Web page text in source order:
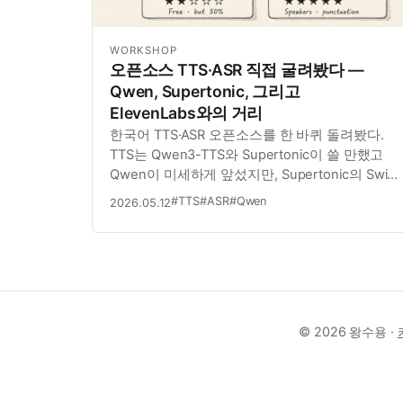
WORKSHOP
오픈소스 TTS·ASR 직접 굴려봤다 —
Qwen, Supertonic, 그리고
ElevenLabs와의 거리
한국어 TTS·ASR 오픈소스를 한 바퀴 돌려봤다.
TTS는 Qwen3-TTS와 Supertonic이 쓸 만했고
Qwen이 미세하게 앞섰지만, Supertonic의 Swift
지원으로 iOS on-device 가능성이 더 끌렸다.
ElevenLabs 대비 50% 수준. 회의록은 아직
2026.05.12#TTS#ASR#Qwen
© 2026 왕수용 ·